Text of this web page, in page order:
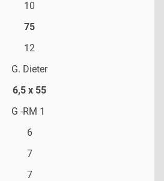
10
75
12
G. Dieter
6,5 x 55
G -RM 1
6
7
7